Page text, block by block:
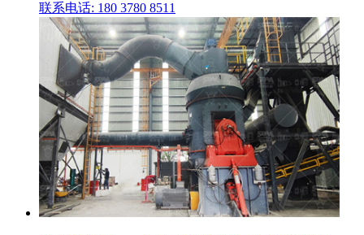
联系电话: 180 3780 8511